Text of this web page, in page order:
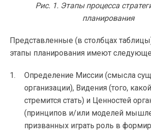
Рис. 1. Этапы процесса
планирования
Представленные (в столбцах
этапы планирования имеют
Определение Миссии (смысла
организации), Видения (того,
стремится стать) и Ценностей
(принципов и/или моделей
призванных играть роль в